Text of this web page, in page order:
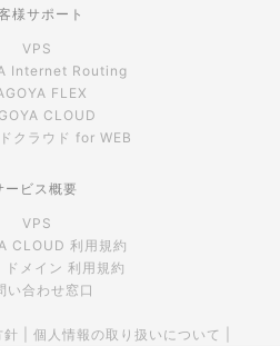
様サポート
VPS
Internet Routing
FLEX
CLOUD
クラウド for WEB
ービス概要
VPS
CLOUD 利用規約
ドメイン 利用規約
い合わせ窓口
針 個人情報の取り扱いについて